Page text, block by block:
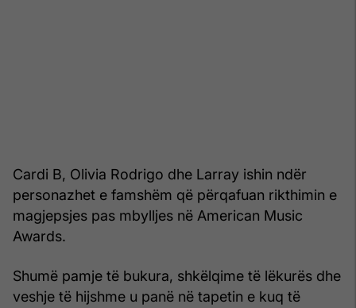
Cardi B, Olivia Rodrigo dhe Larray ishin ndër
personazhet e famshëm që përqafuan rikthimin e
magjepsjes pas mbylljes në American Music
Awards.
Shumë pamje të bukura, shkëlqime të lëkurës dhe
veshje të hijshme u panë në tapetin e kuq të